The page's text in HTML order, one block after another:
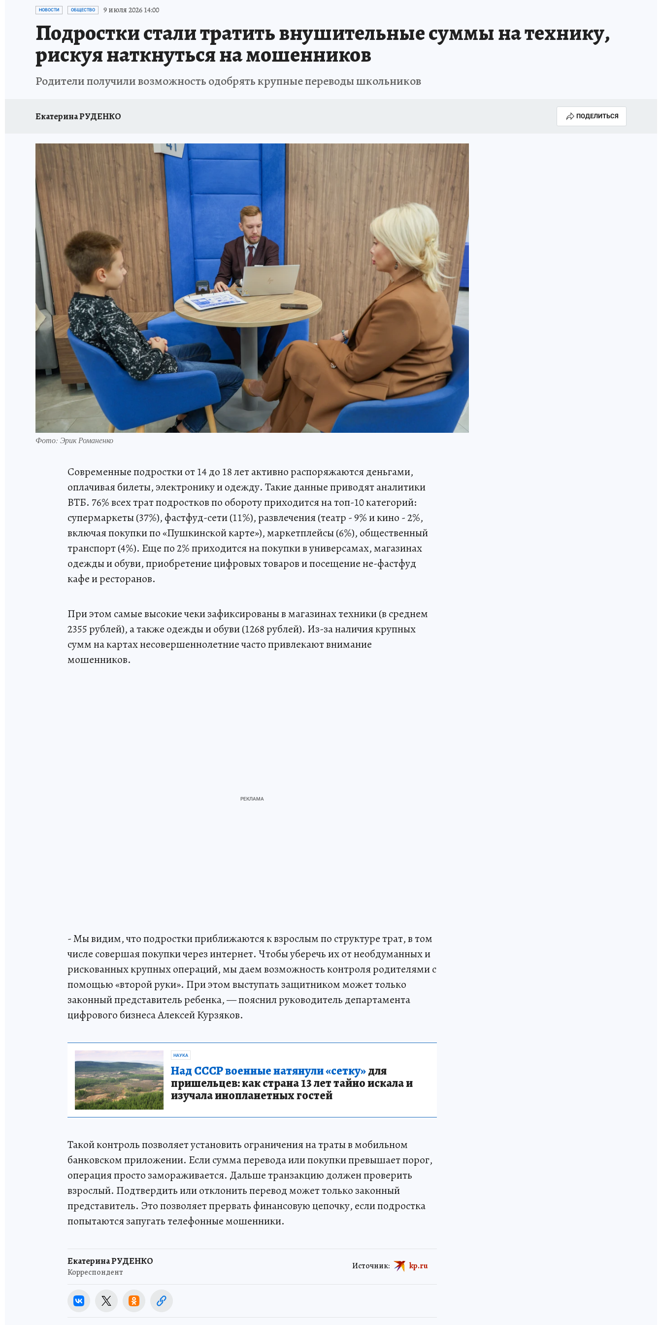
ЗАПОВЕДНАЯ РОССИЯ
НОВОСТИ ОБЩЕСТВО 9 июля 2026 14:00
Подростки стали тратить внушительные суммы на технику,
рискуя наткнуться на мошенников
Родители получили возможность одобрять крупные переводы школьников
Екатерина РУДЕНКО ПОДЕЛИТЬСЯ
Фото: Эрик Романенко
Современные подростки от 14 до 18 лет активно распоряжаются деньгами,
оплачивая билеты, электронику и одежду. Такие данные приводят аналитики
ВТБ. 76% всех трат подростков по обороту приходится на топ-10 категорий:
супермаркеты (37%), фастфуд-сети (11%), развлечения (театр - 9% и кино - 2%,
включая покупки по «Пушкинской карте»), маркетплейсы (6%), общественный
транспорт (4%). Еще по 2% приходится на покупки в универсамах, магазинах
одежды и обуви, приобретение цифровых товаров и посещение не-фастфуд
кафе и ресторанов.
При этом самые высокие чеки зафиксированы в магазинах техники (в среднем
2355 рублей), а также одежды и обуви (1268 рублей). Из-за наличия крупных
сумм на картах несовершеннолетние часто привлекают внимание
мошенников.
- Мы видим, что подростки приближаются к взрослым по структуре трат, в том
числе совершая покупки через интернет. Чтобы уберечь их от необдуманных и
рискованных крупных операций, мы даем возможность контроля родителями с
помощью «второй руки». При этом выступать защитником может только
законный представитель ребенка, — пояснил руководитель департамента
цифрового бизнеса Алексей Курзяков.
НАУКА
Над СССР военные натянули «сетку»для
пришельцев: как страна 13 лет тайно искала и
изучала инопланетных гостей
Такой контроль позволяет установить ограничения на траты в мобильном
банковском приложении. Если сумма перевода или покупки превышает порог,
операция просто замораживается. Дальше транзакцию должен проверить
взрослый. Подтвердить или отклонить перевод может только законный
представитель. Это позволяет прервать финансовую цепочку, если подростка
попытаются запугать телефонные мошенники.
Екатерина РУДЕНКО
Корреспондент
Источник: kp.ru